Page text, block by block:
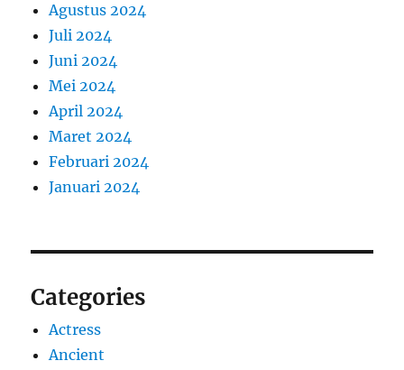
Agustus 2024
Juli 2024
Juni 2024
Mei 2024
April 2024
Maret 2024
Februari 2024
Januari 2024
Categories
Actress
Ancient